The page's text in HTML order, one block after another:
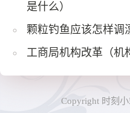
是什么）
颗粒钓鱼应该怎样调
工商局机构改革（机
Copyright 时刻